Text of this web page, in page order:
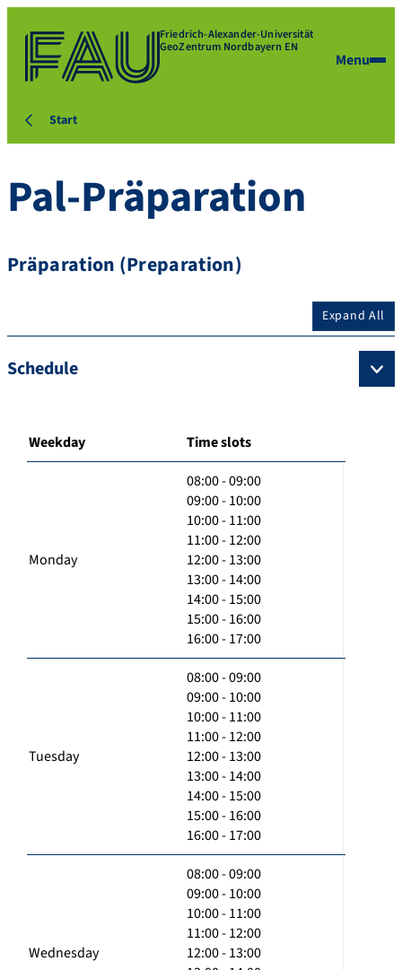
Friedrich-Alexander-Universität
GeoZentrum Nordbayern EN
Menu
Start
Pal-Präparation
Präparation (Preparation)
Expand All
Schedule
Weekday Time slots
Monday
08:00 - 09:00
09:00 - 10:00
10:00 - 11:00
11:00 - 12:00
12:00 - 13:00
13:00 - 14:00
14:00 - 15:00
15:00 - 16:00
16:00 - 17:00
Tuesday
08:00 - 09:00
09:00 - 10:00
10:00 - 11:00
11:00 - 12:00
12:00 - 13:00
13:00 - 14:00
14:00 - 15:00
15:00 - 16:00
16:00 - 17:00
Wednesday
08:00 - 09:00
09:00 - 10:00
10:00 - 11:00
11:00 - 12:00
12:00 - 13:00